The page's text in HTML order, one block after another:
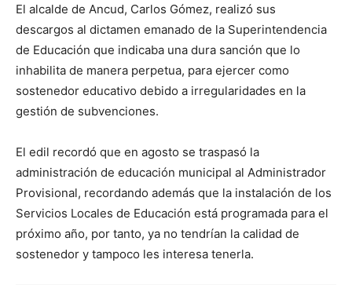
El alcalde de Ancud, Carlos Gómez, realizó sus
descargos al dictamen emanado de la Superintendencia
de Educación que indicaba una dura sanción que lo
inhabilita de manera perpetua, para ejercer como
sostenedor educativo debido a irregularidades en la
gestión de subvenciones.
El edil recordó que en agosto se traspasó la
administración de educación municipal al Administrador
Provisional, recordando además que la instalación de los
Servicios Locales de Educación está programada para el
próximo año, por tanto, ya no tendrían la calidad de
sostenedor y tampoco les interesa tenerla.